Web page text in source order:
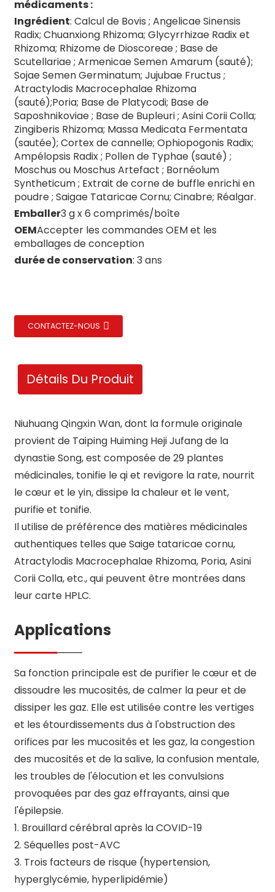
Montmorillonite
médicaments :
Ingrédient: Calcul de Bovis ; Angelicae Sinensis
Radix; Chuanxiong Rhizoma; Glycyrrhizae Radix et
Rhizoma; Rhizome de Dioscoreae ; Base de
Scutellariae ; Armenicae Semen Amarum (sauté);
Sojae Semen Germinatum; Jujubae Fructus ;
Atractylodis Macrocephalae Rhizoma
(sauté);Poria; Base de Platycodi; Base de
Saposhnikoviae ; Base de Bupleuri ; Asini Corii Colla;
Zingiberis Rhizoma; Massa Medicata Fermentata
(sautée); Cortex de cannelle; Ophiopogonis Radix;
Ampélopsis Radix ; Pollen de Typhae (sauté) ;
Moschus ou Moschus Artefact ; Bornéolum
Syntheticum ; Extrait de corne de buffle enrichi en
poudre ; Saigae Tataricae Cornu; Cinabre; Réalgar.
Emballer3 g x 6 comprimés/boîte
OEMAccepter les commandes OEM et les
emballages de conception
durée de conservation: 3 ans
CONTACTEZ-NOUS
Détails Du Produit
Niuhuang Qingxin Wan, dont la formule originale
provient de Taiping Huiming Heji Jufang de la
dynastie Song, est composée de 29 plantes
médicinales, tonifie le qi et revigore la rate, nourrit
le cœur et le yin, dissipe la chaleur et le vent,
purifie et tonifie.
Il utilise de préférence des matières médicinales
authentiques telles que Saige tataricae cornu,
Atractylodis Macrocephalae Rhizoma, Poria, Asini
Corii Colla, etc., qui peuvent être montrées dans
leur carte HPLC.
Applications
Sa fonction principale est de purifier le cœur et de
dissoudre les mucosités, de calmer la peur et de
dissiper les gaz. Elle est utilisée contre les vertiges
et les étourdissements dus à l'obstruction des
orifices par les mucosités et les gaz, la congestion
des mucosités et de la salive, la confusion mentale,
les troubles de l'élocution et les convulsions
provoquées par des gaz effrayants, ainsi que
l'épilepsie.
1. Brouillard cérébral après la COVID-19
2. Séquelles post-AVC
3. Trois facteurs de risque (hypertension,
hyperglycémie, hyperlipidémie)